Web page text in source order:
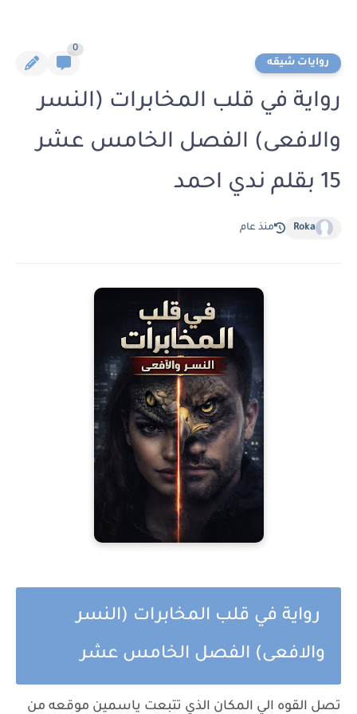
روايات شيقه
0
رواية في قلب المخابرات (النسر
والافعى) الفصل الخامس عشر
15 بقلم ندي احمد
Roka منذ عام
رواية في قلب المخابرات (النسر
والافعى) الفصل الخامس عشر
تصل القوه الي المكان الذي تتبعت ياسمين موقعه من